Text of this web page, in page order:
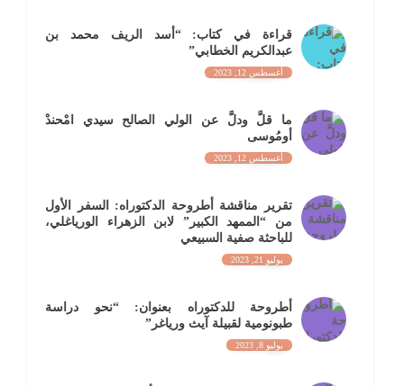
قراءة في كتاب: “أسد الريف محمد بن
عبدالكريم الخطابي”
أغسطس 12, 2023
ما قلَّ ودلَّ عن الولي الصالح سيدي امْحندْ
أومُوسى
أغسطس 12, 2023
تقرير مناقشة أطروحة الدكتوراه: السفر الأول
من “الممهد الكبير” لابن الزهراء الورياغلي،
للباحثة صفية السبيعي
يوليو 21, 2023
أطروحة للدكتوراه بعنوان: “نحو دراسة
طبونومية لقبيلة آيث ورياغر”
يوليو 8, 2023